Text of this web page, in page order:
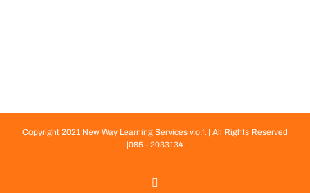
Copyright 2021 New Way Learning Services v.o.f. | All Rights Reserved
|085 - 2033134